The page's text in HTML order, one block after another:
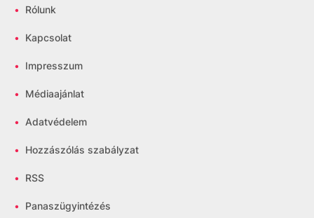
• Rólunk
• Kapcsolat
• Impresszum
• Médiaajánlat
• Adatvédelem
• Hozzászólás szabályzat
• RSS
• Panaszügyintézés